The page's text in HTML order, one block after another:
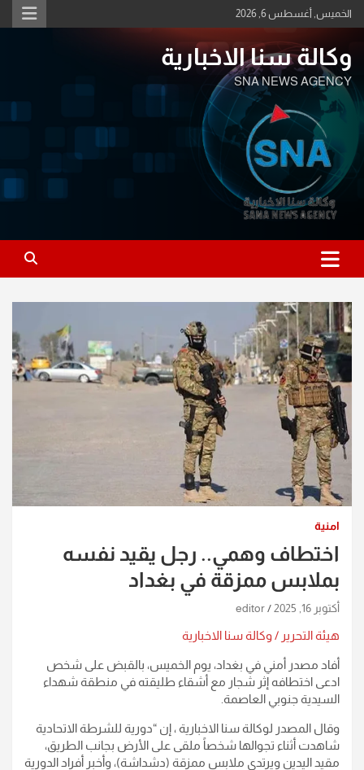
Skip
to
الخميس, أغسطس 6, 2026
وكالة سنا الاخبارية
SNA NEWS AGENCY
امنية
اختطاف وهمي.. رجل يقيد نفسه
بملابس ممزقة في بغداد
أكتوبر 16, 2025 editor
هيئة التحرير / وكالة سنا الاخبارية
أفاد مصدر أمني في بغداد، يوم الخميس، بالقبض على شخص
ادعى اختطافه إثر شجار مع أشقاء طليقته في منطقة شهداء
السيدية جنوبي العاصمة.
وقال المصدر لوكالة سنا الاخبارية ، إن “دورية للشرطة الاتحادية
شاهدت أثناء تجوالها شخصاً ملقى على الأرض بجانب الطريق،
مقيد اليدين ويرتدي ملابس ممزقة (دشداشة)، وأخبر أفراد الدورية